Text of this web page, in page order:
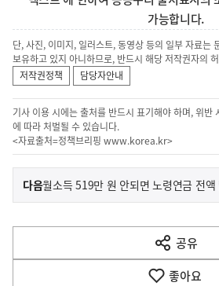
가능합니다.
단, 사진, 이미지, 일러스트, 동영상 등의 일부 자료는
보유하고 있지 아니하므로, 반드시 해당 저작권자의
저작권정책
담당자안내
기사 이용 시에는 출처를 반드시 표기해야 하며, 위반
에 따라 처벌될 수 있습니다.
<자료출처=정책브리핑 www.korea.kr>
이
전
다
음
다음기
사
공유
열
기
좋아요